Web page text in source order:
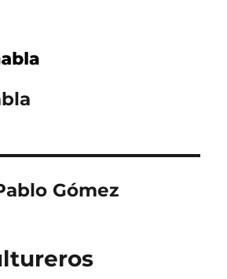
Gómez